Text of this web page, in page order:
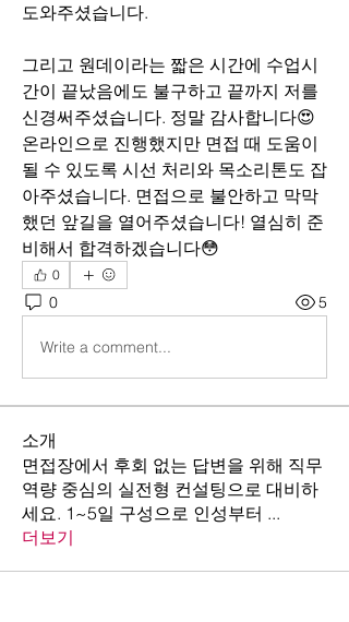
도와주셨습니다.
그리고 원데이라는 짧은 시간에 수업시
간이 끝났음에도 불구하고 끝까지 저를
신경써주셨습니다. 정말 감사합니다😍
온라인으로 진행했지만 면접 때 도움이
될 수 있도록 시선 처리와 목소리톤도 잡
아주셨습니다. 면접으로 불안하고 막막
했던 앞길을 열어주셨습니다! 열심히 준
비해서 합격하겠습니다😳
0
0 5
Write a comment...
소개
면접장에서 후회 없는 답변을 위해 직무
역량 중심의 실전형 컨설팅으로 대비하
세요. 1~5일 구성으로 인성부터 ...
더보기